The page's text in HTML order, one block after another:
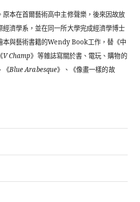
本在首爾藝術高中主修聲樂，後來因故放
濟學系，並在同一所大學完成經濟學博士
本與藝術書籍的Wendy Book工作，替《中
V Champ》等雜誌寫關於書、電玩、購物的
《Blue Arabesque》、《像畫一樣的故